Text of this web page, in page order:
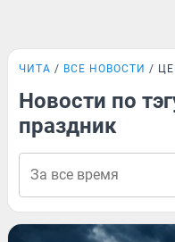
ЧИТА ВСЕ НОВОСТИ
Новости по
праздник